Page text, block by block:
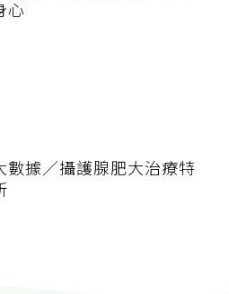
心
數據／攝護腺肥大治療特